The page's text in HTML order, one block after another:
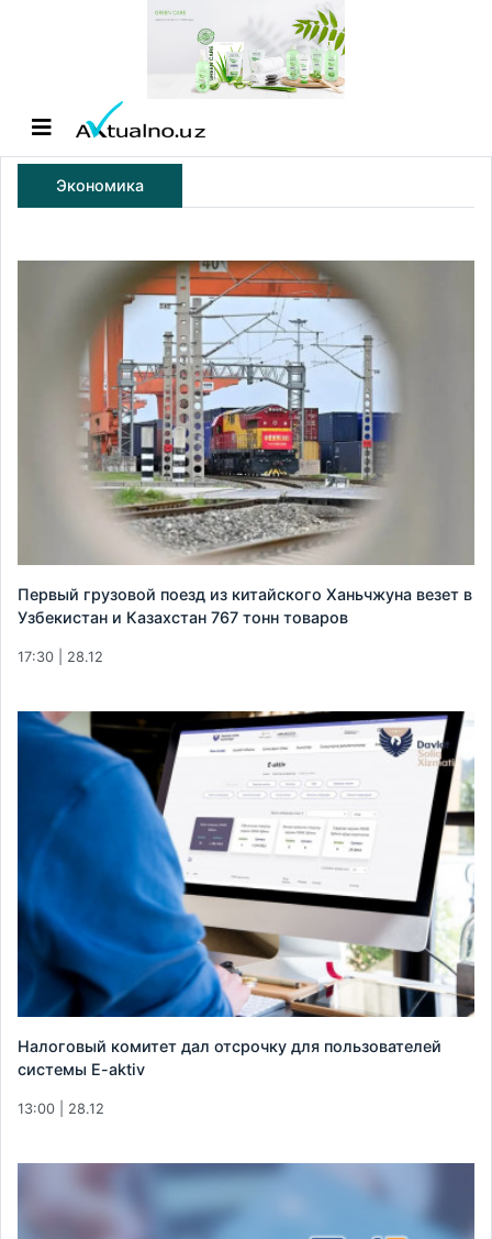
Экономика
Первый грузовой поезд из китайского Ханьчжуна везет в
Узбекистан и Казахстан 767 тонн товаров
17:30 | 28.12
Налоговый комитет дал отсрочку для пользователей
системы E-aktiv
13:00 | 28.12